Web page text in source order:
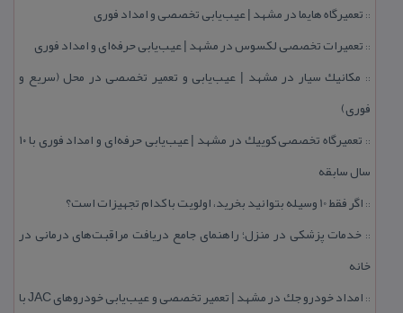
:: تعمیرگاه هایما در مشهد | عیب‌یابی تخصصی و امداد فوری
:: تعمیرات تخصصی لكسوس در مشهد | عیب‌یابی حرفه‌ای و امداد فوری
:: مكانیك سیار در مشهد | عیب‌یابی و تعمیر تخصصی در محل (سریع و
فوری)
::
تعمیرگاه تخصصی كوییك در مشهد | عیب‌یابی حرفه‌ای و امداد فوری با ۱۰
سال سابقه
:: اگر فقط 10 وسیله بتوانید بخرید، اولویت با كدام تجهیزات است؟
:: خدمات پزشكی در منزل؛ راهنمای جامع دریافت مراقبت‌های درمانی در
خانه
::
امداد خودرو جك در مشهد | تعمیر تخصصی و عیب‌یابی خودروهای JAC با